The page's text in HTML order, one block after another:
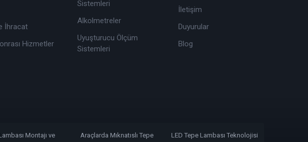
İhracat
Hizmetler
Sistemleri
Alkolmetreler
Uyuşturucu Ölçüm
Sistemleri
İletişim
Duyurular
Blog
Montajı ve
Araçlarda Mıknatıslı Tepe
LED Tepe Lambası Teknolojisi